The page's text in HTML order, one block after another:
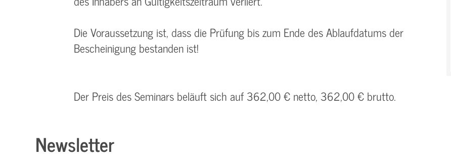
Die Voraussetzung ist, dass die Prüfung bis zum Ende des Ablaufdatums der
Bescheinigung bestanden ist!
Der Preis des Seminars beläuft sich auf 362,00 € netto, 362,00 € brutto.
Newsletter